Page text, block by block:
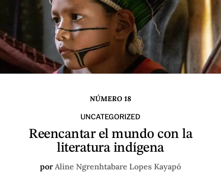
NÚMERO 18
UNCATEGORIZED
Reencantar el mundo con la
literatura indígena
por Aline Ngrenhtabare Lopes Kayapó